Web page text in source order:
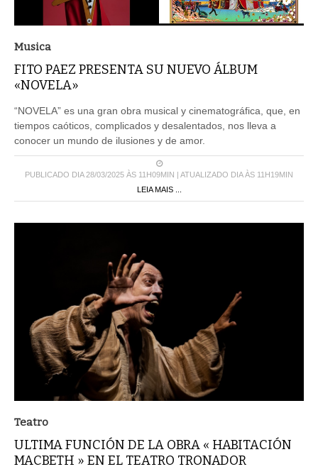
Musica
FITO PAEZ PRESENTA SU NUEVO ÁLBUM
«NOVELA»
“NOVELA” es una gran obra musical y cinematográfica, que, en
tiempos caóticos, complicados y desalentados, nos lleva a
conocer un mundo de ilusiones y de amor.
PUBLICADO DIA 28/03/2025 ÀS 11H09MIN | ATUALIZADO DIA ÀS 11H19MIN
LEIA MAIS ...
Teatro
ULTIMA FUNCIÓN DE LA OBRA « HABITACIÓN
MACBETH » EN EL TEATRO TRONADOR